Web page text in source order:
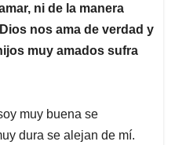
ni de la manera
nos ama de verdad y
muy amados sufra
muy buena se
dura se alejan de mí.